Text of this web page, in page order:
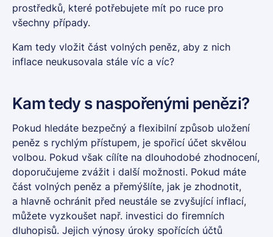
prostředků, které potřebujete mít po ruce pro
všechny případy.
Kam tedy vložit část volných peněz, aby z nich
inflace neukusovala stále víc a víc?
Kam tedy s naspořenými penězi?
Pokud hledáte bezpečný a flexibilní způsob uložení
peněz s rychlým přístupem, je spořicí účet skvělou
volbou. Pokud však cílíte na dlouhodobé zhodnocení,
doporučujeme zvážit i další možnosti. Pokud máte
část volných peněz a přemýšlíte, jak je zhodnotit,
a hlavně ochránit před neustále se zvyšující inflací,
můžete vyzkoušet např. investici do firemních
dluhopisů. Jejich výnosy úroky spořících účtů